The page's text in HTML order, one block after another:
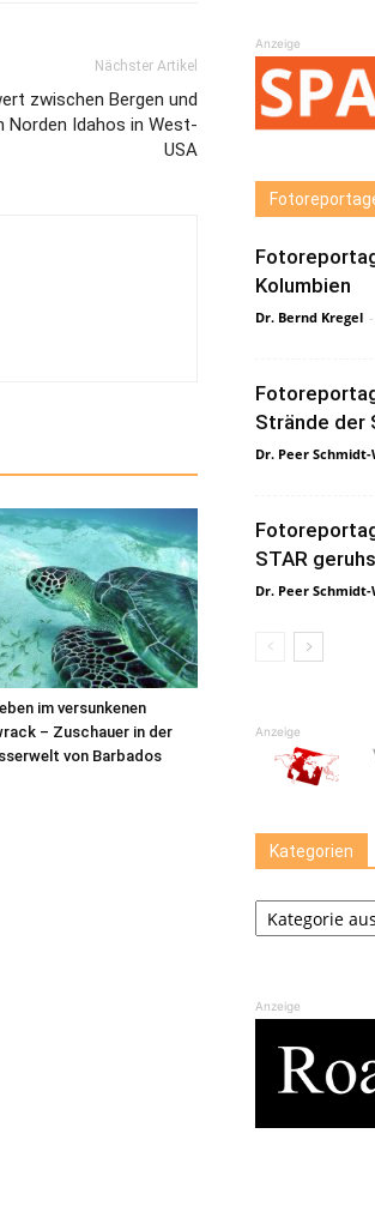
Nächster Artikel
zwischen Bergen und
Norden Idahos in West-
USA
im versunkenen
– Zuschauer in der
von Barbados
Anzeige
Kolumbien
Dr. Bernd Kregel -
Strände der
Dr. Peer
STAR
Dr. Peer
Anzeige
Kategorien
Kategorien
Anzeige